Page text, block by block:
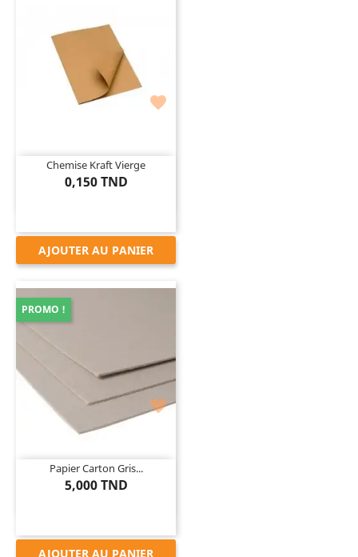

Chemise Kraft Vierge
0,150 TND
AJOUTER AU PANIER

Papier Carton Gris...
5,000 TND
PROMO !
AJOUTER AU PANIER